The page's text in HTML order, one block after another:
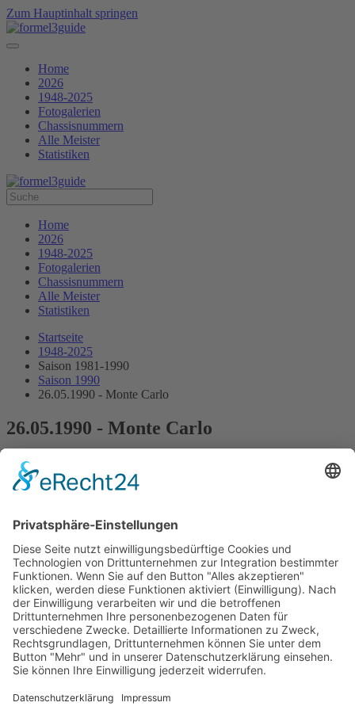
Zum Hauptinhalt springen
Home
2026
1948-2025
Fotogalerien
Chassisnummern
Alle Meister
Statistiken
Home
2026
1948-2025
Fotogalerien
Chassisnummern
Alle Meister
Statistiken
Startseite
1948-2025
Saison 1981-1990
Saison 1990
26.05.1990 - Monte Carlo
26.05.1990 - Monte Carlo
Streckenskizze
Nennungsliste
Ergebnis Zeittraining 1
Original Zeitnahme
Ergebnis Zeittraining 2
Original Zeitnahme
Gesamtergebnis Zeittraining 1+2 Original Zeitnahme
Startaufstellung
Ergebnis Rennen
Original Zeitnahme
Impressum